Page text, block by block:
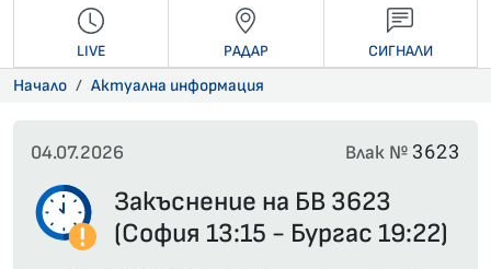
LIVE РАДАР СИГНАЛИ
Начало Актуална информация
04.07.2026 Влак № 3623
Закъснение на БВ 3623
(София 13:15 - Бургас 19:22)